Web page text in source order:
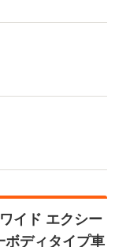
イド エクシー
ボディタイプ車